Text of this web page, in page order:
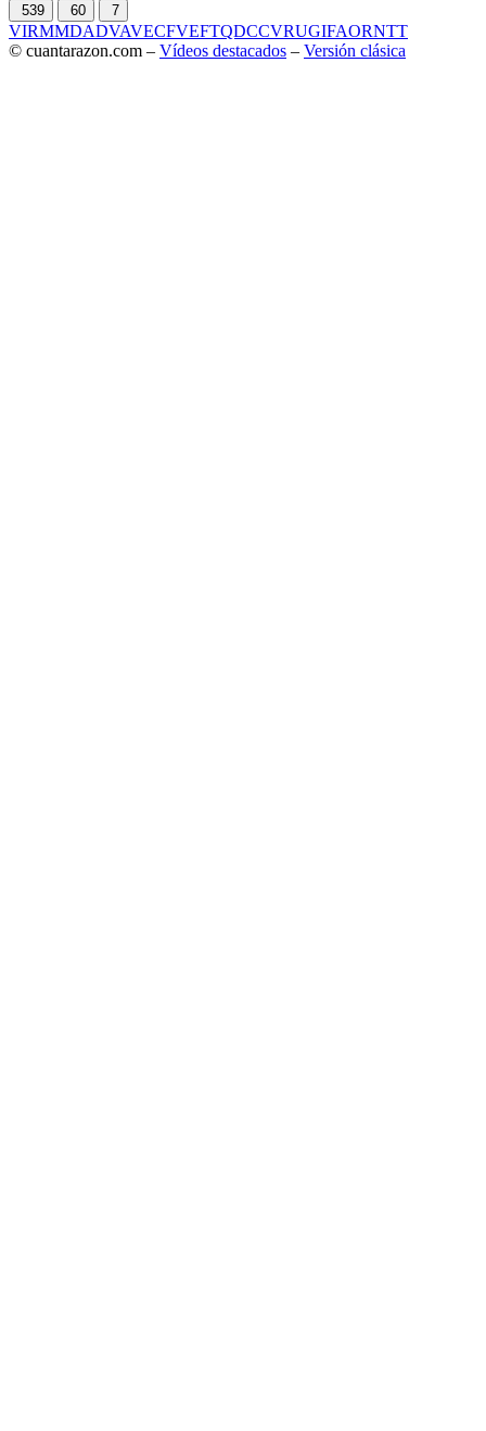
539 60 7
VIRMMDADVAVECFVEFTQDCCVRUGIFAORNTT
© cuantarazon.com – Vídeos destacados – Versión clásica